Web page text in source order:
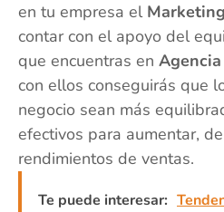
en tu empresa el
contar con el apoyo del
que encuentras en
con ellos conseguirás que
negocio sean más
efectivos para aumentar,
rendimientos de ventas.
Te puede interesar: